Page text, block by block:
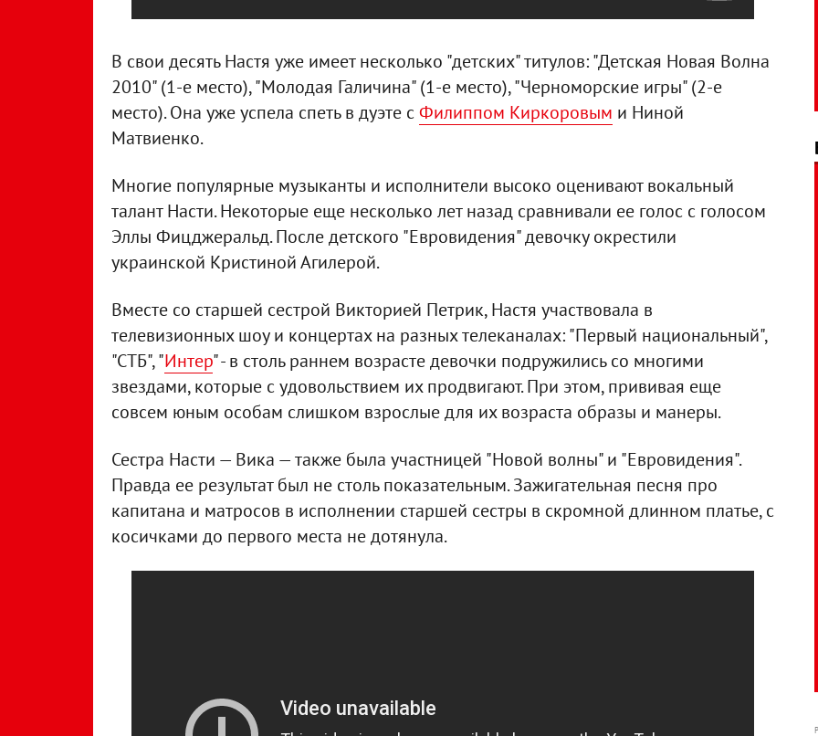
В свои десять Настя уже имеет несколько "детских" титулов: "Детская Новая Волна
2010" (1-е место), "Молодая Галичина" (1-е место), "Черноморские игры" (2-е
место). Она уже успела спеть в дуэте сФилиппом Киркоровым и Ниной
Матвиенко.
Многие популярные музыканты и исполнители высоко оценивают вокальный
талант Насти. Некоторые еще несколько лет назад сравнивали ее голос с голосом
Эллы Фицджеральд. После детского "Евровидения" девочку окрестили
украинской Кристиной Агилерой.
Вместе со старшей сестрой Викторией Петрик, Настя участвовала в
телевизионных шоу и концертах на разных телеканалах: "Первый национальный",
"СТБ", "Интер" - в столь раннем возрасте девочки подружились со многими
звездами, которые с удовольствием их продвигают. При этом, прививая еще
совсем юным особам слишком взрослые для их возраста образы и манеры.
Сестра Насти — Вика — также была участницей "Новой волны" и "Евровидения".
Правда ее результат был не столь показательным. Зажигательная песня про
капитана и матросов в исполнении старшей сестры в скромной длинном платье, с
косичками до первого места не дотянула.